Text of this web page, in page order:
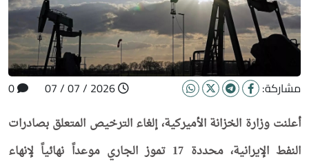
مشاركة:
أعلنت وزارة الخزانة الأميركية، إلغاء الترخيص المتعلق بصادرات
النفط الإيرانية، محددة 17 تموز الجاري موعداً نهائياً لإنهاء